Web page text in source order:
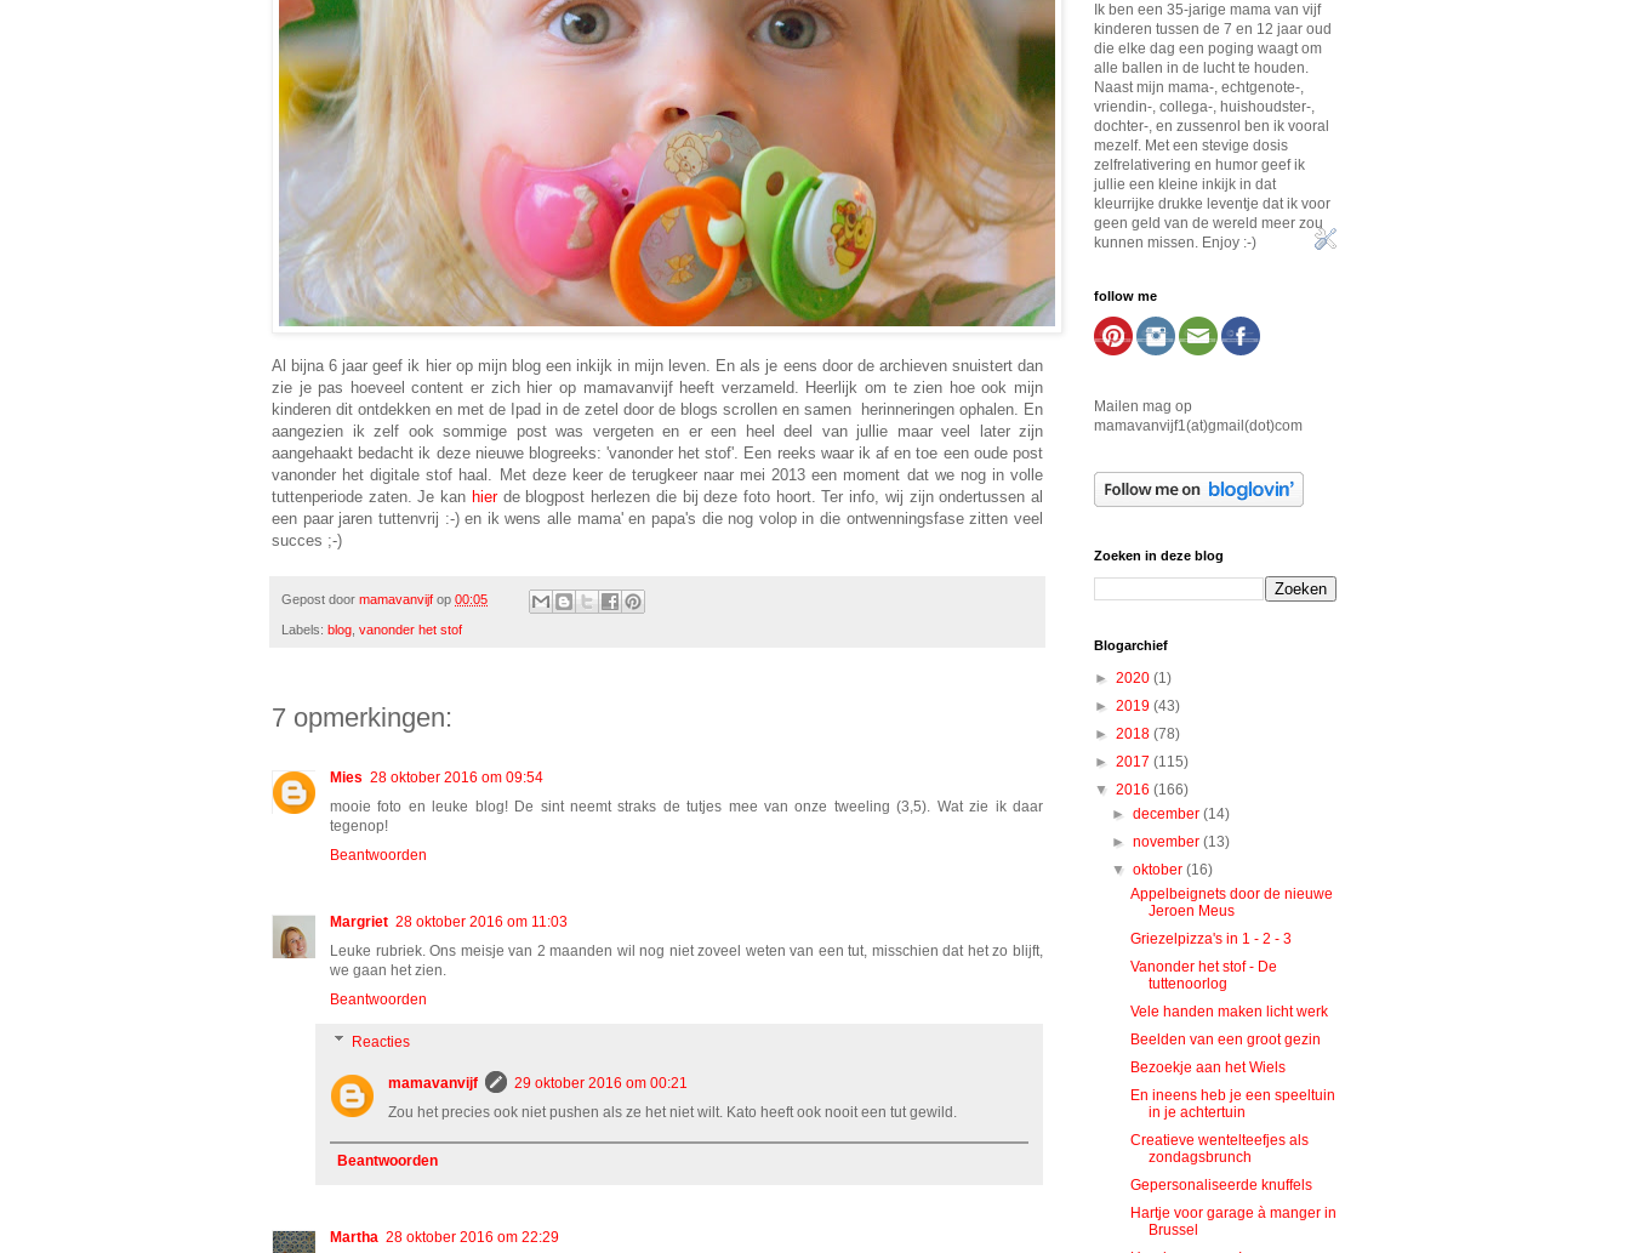
Al bijna 6 jaar geef ik hier op mijn blog een inkijk in mijn leven. En als je eens door de archieven snuistert dan
zie je pas hoeveel content er zich hier op mamavanvijf heeft verzameld. Heerlijk om te zien hoe ook mijn
kinderen dit ontdekken en met de Ipad in de zetel door de blogs scrollen en samen herinneringen ophalen. En
aangezien ik zelf ook sommige post was vergeten en er een heel deel van jullie maar veel later zijn
aangehaakt bedacht ik deze nieuwe blogreeks: 'vanonder het stof'. Een reeks waar ik af en toe een oude post
vanonder het digitale stof haal. Met deze keer de terugkeer naar mei 2013 een moment dat we nog in volle
tuttenperiode zaten. Je kan hierde blogpost herlezen die bij deze foto hoort. Ter info, wij zijn ondertussen al
een paar jaren tuttenvrij :-) en ik wens alle mama' en papa's die nog volop in die ontwenningsfase zitten veel
succes ;-)
Gepost door mamavanvijf op 00:05
Labels: blog vanonder het stof
7 opmerkingen:
Mies 28 oktober 2016 om 09:54
mooie foto en leuke blog! De sint neemt straks de tutjes mee van onze tweeling (3,5). Wat zie ik daar
tegenop!
Beantwoorden
Margriet 28 oktober 2016 om 11:03
Leuke rubriek. Ons meisje van 2 maanden wil nog niet zoveel weten van een tut, misschien dat het zo blijft,
we gaan het zien.
Beantwoorden
Reacties
mamavanvijf
29 oktober 2016 om 00:21
Zou het precies ook niet pushen als ze het niet wilt. Kato heeft ook nooit een tut gewild.
Beantwoorden
Martha 28 oktober 2016 om 22:29
Ik ben een 35-jarige mama van vijf
kinderen tussen de 7 en 12 jaar oud
die elke dag een poging waagt om
alle ballen in de lucht te houden.
Naast mijn mama-, echtgenote-,
vriendin-, collega-, huishoudster-,
dochter-, en zussenrol ben ik vooral
mezelf. Met een stevige dosis
zelfrelativering en humor geef ik
jullie een kleine inkijk in dat
kleurrijke drukke leventje dat ik voor
geen geld van de wereld meer zou
kunnen missen. Enjoy :-)
follow me
Mailen mag op
mamavanvijf1(at)gmail(dot)com
Zoeken in deze blog
Blogarchief
► 2020 (1)
► 2019 (43)
► 2018 (78)
► 2017 (115)
▼ 2016 (166)
►december(14)
►november(13)
▼oktober(16)
Appelbeignets door de nieuwe
Jeroen Meus
Griezelpizza's in 1 - 2 - 3
Vanonder het stof - De
tuttenoorlog
Vele handen maken licht werk
Beelden van een groot gezin
Bezoekje aan het Wiels
En ineens heb je een speeltuin
in je achtertuin
Creatieve wentelteefjes als
zondagsbrunch
Gepersonaliseerde knuffels
Hartje voor garage à manger in
Brussel